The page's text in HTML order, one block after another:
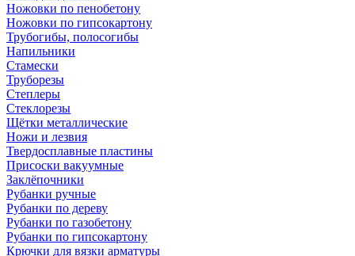
Ножовки по пенобетону
Ножовки по гипсокартону
Трубогибы, полосогибы
Напильники
Стамески
Труборезы
Степлеры
Стеклорезы
Щётки металлические
Ножи и лезвия
Твердосплавные пластины
Присоски вакуумные
Заклёпочники
Рубанки ручные
Рубанки по дереву
Рубанки по газобетону
Рубанки по гипсокартону
Крючки для вязки арматуры